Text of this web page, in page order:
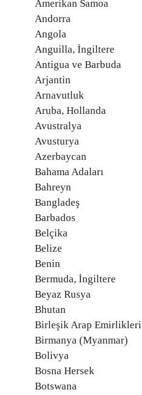
Amerikan Samoa
Andorra
Angola
Anguilla, İngiltere
Antigua ve Barbuda
Arjantin
Arnavutluk
Aruba, Hollanda
Avustralya
Avusturya
Azerbaycan
Bahama Adaları
Bahreyn
Bangladeş
Barbados
Belçika
Belize
Benin
Bermuda, İngiltere
Beyaz Rusya
Bhutan
Birleşik Arap Emirlikleri
Birmanya (Myanmar)
Bolivya
Bosna Hersek
Botswana